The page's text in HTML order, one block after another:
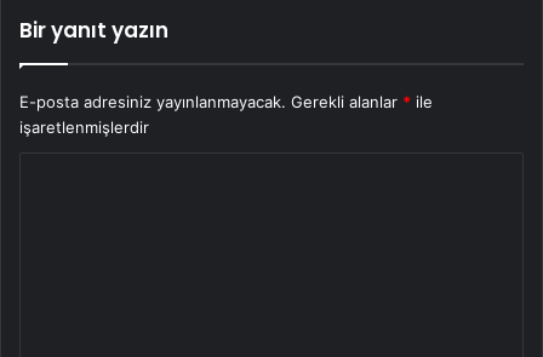
Bir yanıt yazın
E-posta adresiniz yayınlanmayacak. Gerekli alanlar * ile
işaretlenmişlerdir